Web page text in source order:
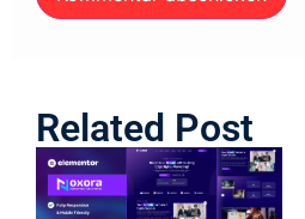
Related Post